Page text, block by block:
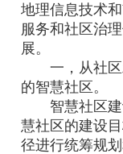
地理信息技术
服务和社区治
展。
一，从社区
的智慧社区。
智慧社区建
慧社区的建设
径进行统筹规